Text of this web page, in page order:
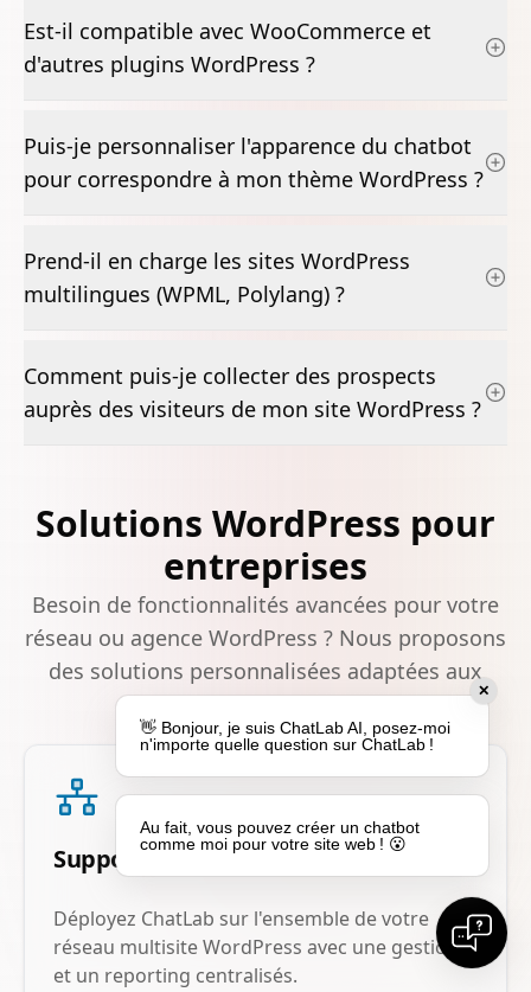
Est-il compatible avec WooCommerce et
d'autres plugins WordPress ?
Puis-je personnaliser l'apparence du chatbot
pour correspondre à mon thème WordPress ?
Prend-il en charge les sites WordPress
multilingues (WPML, Polylang) ?
Comment puis-je collecter des prospects
auprès des visiteurs de mon site WordPress ?
Solutions WordPress pour
entreprises
Besoin de fonctionnalités avancées pour votre
réseau ou agence WordPress ? Nous proposons
des solutions personnalisées adaptées aux
besoins des entreprises.
Support multisite
Déployez ChatLab sur l'ensemble de votre
réseau multisite WordPress avec une gestion
et un reporting centralisés.
✕
👋 Bonjour, je suis ChatLab AI, posez-moi
n'importe quelle question sur ChatLab !
Au fait, vous pouvez créer un chatbot
comme moi pour votre site web ! 😮